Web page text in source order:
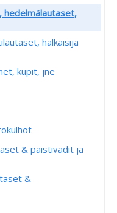
hedelmälautaset,
halkaisija
kupit, jne
& paistivadit ja
&